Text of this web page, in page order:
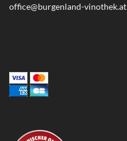
office@burgenland-vinothek.at